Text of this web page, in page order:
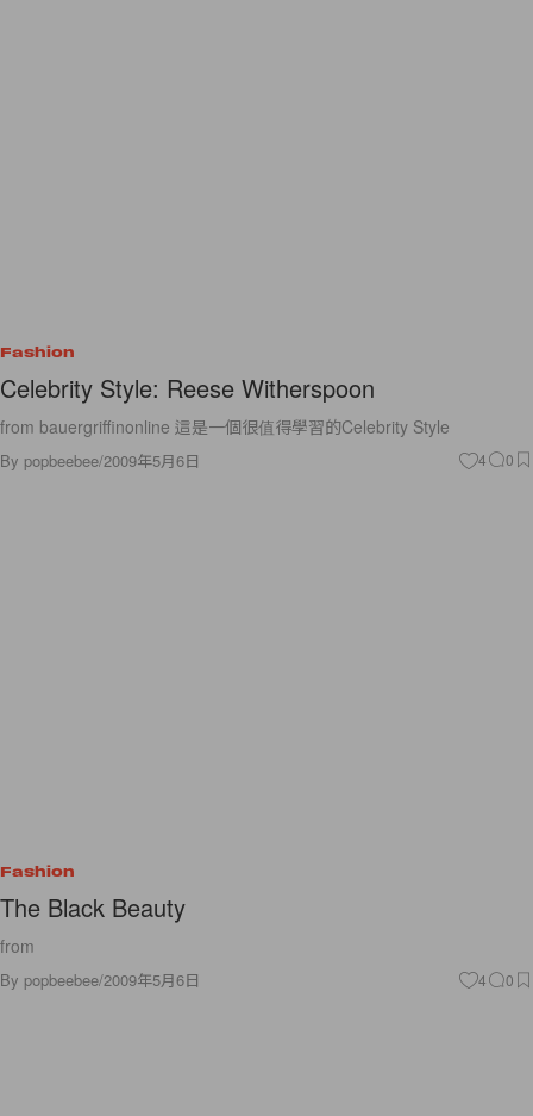
Fashion
Celebrity Style: Reese Witherspoon
from bauergriffinonline 這是一個很值得學習的Celebrity Style
By popbeebee/2009年5月6日 4 0
Fashion
The Black Beauty
from
By popbeebee/2009年5月6日 4 0